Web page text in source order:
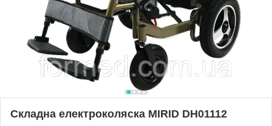
Складна електроколяска MIRID DH01112